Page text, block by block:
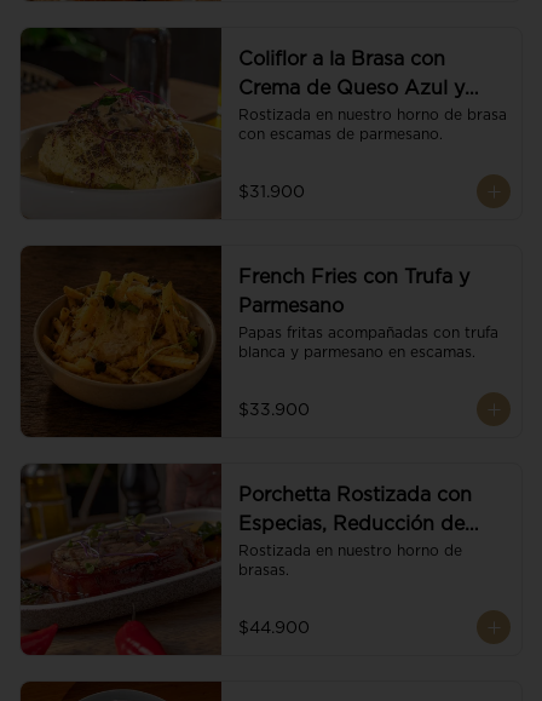
Coliflor a la Brasa con
Crema de Queso Azul y
Vino
Rostizada en nuestro horno de brasa
con escamas de parmesano.
$31.900
French Fries con Trufa y
Parmesano
Papas fritas acompañadas con trufa
blanca y parmesano en escamas.
$33.900
Porchetta Rostizada con
Especias, Reducción de
Panela y Vino
Rostizada en nuestro horno de
brasas.
$44.900